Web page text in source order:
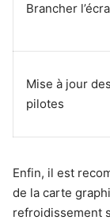
Brancher
Mise à jour des
pilotes
Enfin, il est
de la carte
refroidissement